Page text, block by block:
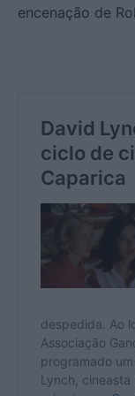
encenação de